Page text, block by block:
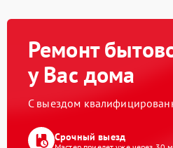
Ремонт
у Вас дома
С выездом
Срочный выезд